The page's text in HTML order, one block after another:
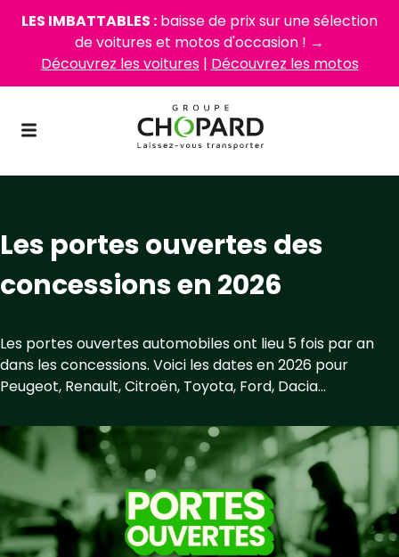
LES IMBATTABLES : baisse de prix sur une sélection
de voitures et motos d'occasion ! →
Découvrez les voitures| Découvrez les motos
Les portes ouvertes des
concessions en 2026
Les portes ouvertes automobiles ont lieu 5 fois par an
dans les concessions. Voici les dates en 2026 pour
Peugeot, Renault, Citroën, Toyota, Ford, Dacia...